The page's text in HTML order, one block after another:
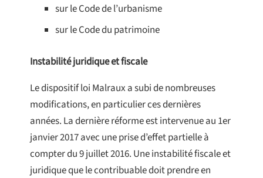
sur le Code de l’urbanisme
sur le Code du patrimoine
Instabilité juridique et fiscale
Le dispositif loi Malraux a subi de nombreuses
modifications, en particulier ces dernières
années. La dernière réforme est intervenue au 1er
janvier 2017 avec une prise d’effet partielle à
compter du 9 juillet 2016. Une instabilité fiscale et
juridique que le contribuable doit prendre en